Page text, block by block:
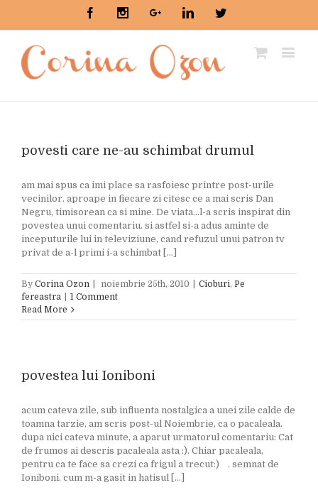
FacebookInstagramGoogle+LinkedinTwitter
povesti care ne-au schimbat drumul
am mai spus ca imi place sa rasfoiesc printre post-urile
vecinilor. aproape in fiecare zi citesc ce a mai scris Dan
Negru, timisorean ca si mine. De viata...l-a scris inspirat din
povestea unui comentariu. si astfel si-a adus aminte de
inceputurile lui in televiziune, cand refuzul unui patron tv
privat de a-l primi i-a schimbat [...]
By Corina Ozon noiembrie 25th, 2010 Cioburi, Pe
fereastra
1 Comment
Read More
povestea lui Ioniboni
acum cateva zile, sub influenta nostalgica a unei zile calde de
toamna tarzie, am scris post-ul Noiembrie, ca o pacaleala.
dupa nici cateva minute, a aparut urmatorul comentariu: Cat
de frumos ai descris pacaleala asta :). Chiar pacaleala,
pentru ca te face sa crezi ca frigul a trecut:) . semnat de
Ioniboni. cum m-a gasit in hatisul [...]